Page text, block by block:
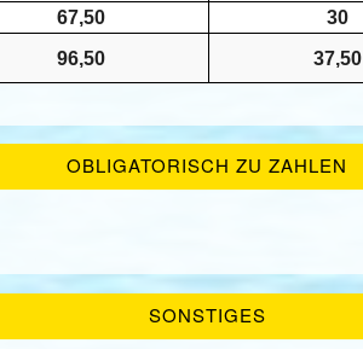
67,50
30
96,50 37,50
OBLIGATORISCH ZU ZAHLEN
SONSTIGES